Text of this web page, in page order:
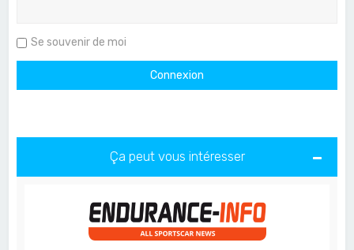
Se souvenir de moi
Ça peut vous intéresser